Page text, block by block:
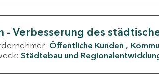
Verbesserung des
Öffentliche Kunden
Städtebau und